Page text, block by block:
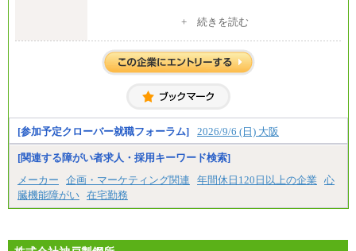
大学・高専卒（月給）275,000円
※試用期間中も給与に変更はございません。
+ 続きを読む
[参加予定クローバー就職フォーラム] 2026/9/6 (日) 大阪
[関連する障がい者求人・採用キーワード検索]
メーカー
企画・マーケティング関連 年間休日120日以上の企業
心
臓機能障がい 在宅勤務